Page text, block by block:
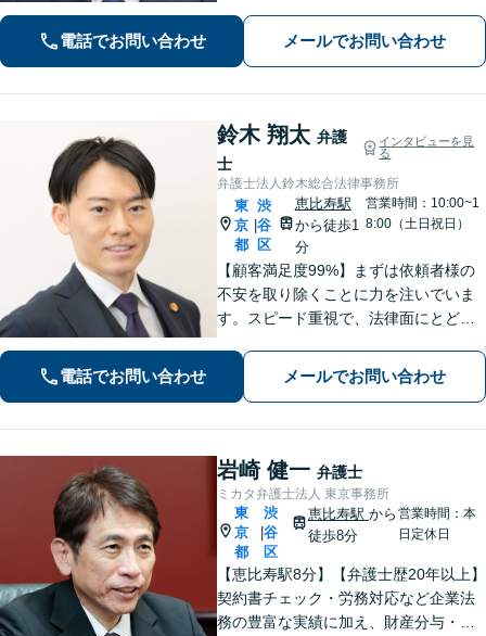
ワークトラブルに注力】
電話でお問い合わせ メールでお問い合わせ
鈴木 翔太 弁護
士
インタビューを見
る
弁護士法人鈴木総合法律事務所
東
京
都
|
渋
谷
区
恵比寿駅
から徒歩1
分
営業時間：10:00~1
8:00（土日祝日）
【顧客満足度99%】まずは依頼者様の
不安を取り除くことに力を注いでいま
す。スピード重視で、法律面にとどま
刑事事件・離婚問題、不動産トラブ
ル、相続などお悩みのことはぜひご相
電話でお問い合わせ メールでお問い合わせ
岩崎 健一 弁護士
ミカタ弁護士法人 東京事務所
東
京
都
|
渋
谷
区
恵比寿駅 から
徒歩8分
営業時間：本
日定休日
【恵比寿駅8分】【弁護士歴20年以上】
契約書チェック・労務対応など企業法
務の豊富な実績に加え、財産分与・親